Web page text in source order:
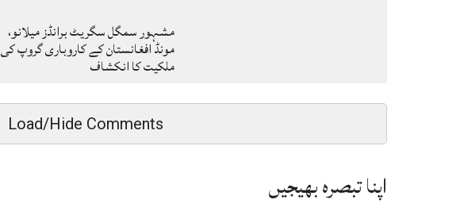
مشہور سمگل سگریٹ برانڈز میلانو،
مونڈ افغانستان کے کاروباری گروپ کی
ملکیت کا انکشاف
Load/Hide Comments
اپنا تبصرہ بھیجیں